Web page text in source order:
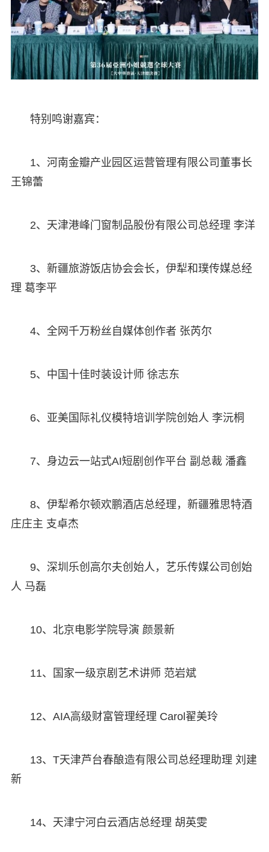
特别鸣谢嘉宾：
1、河南金瓣产业园区运营管理有限公司董事长
王锦蕾
2、天津港峰门窗制品股份有限公司总经理 李洋
3、新疆旅游饭店协会会长，伊犁和璞传媒总经
理 葛李平
4、全网千万粉丝自媒体创作者 张芮尔
5、中国十佳时装设计师 徐志东
6、亚美国际礼仪模特培训学院创始人 李沅桐
7、身边云一站式AI短剧创作平台 副总裁 潘鑫
8、伊犁希尔顿欢鹏酒店总经理，新疆雅思特酒
庄庄主 支卓杰
9、深圳乐创高尔夫创始人，艺乐传媒公司创始
人 马磊
10、北京电影学院导演 颜景新
11、国家一级京剧艺术讲师 范岩斌
12、AIA高级财富管理经理 Carol翟美玲
13、T天津芦台春酿造有限公司总经理助理 刘建
新
14、天津宁河白云酒店总经理 胡英雯